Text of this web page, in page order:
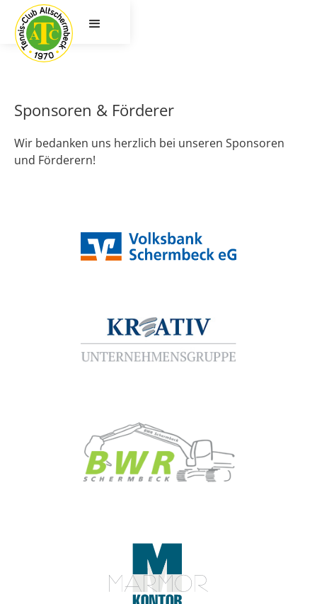
Sponsoren & Förderer
Wir bedanken uns herzlich bei unseren Sponsoren
und Förderern!